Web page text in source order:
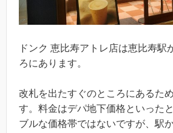
ドンク 恵比寿アトレ店は恵比寿駅
ろにあります。
改札を出たすぐのところにあるた
す。料金はデパ地下価格といった
ブルな価格帯ではないですが、駅